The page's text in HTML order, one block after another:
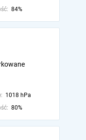
84%
1018 hPa
80%